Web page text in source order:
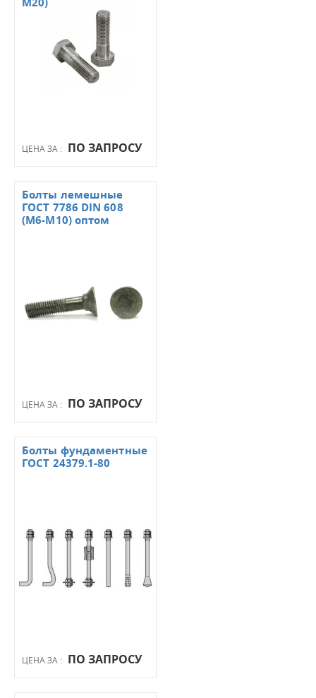
ЦЕНА ЗА : ПО ЗАПРОСУ
ЦЕНА ЗА : ПО ЗАПРОСУ
Болты лемешные
ГОСТ 7786 DIN 608
(М6-М10) оптом
ЦЕНА ЗА : ПО ЗАПРОСУ
Болты фундаментные
ГОСТ 24379.1-80